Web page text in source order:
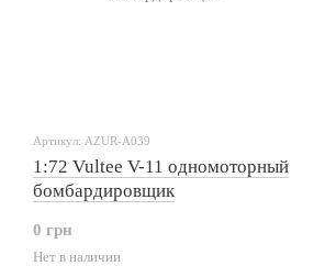
Артикул: AZUR-A039
1:72 Vultee V-11 одномоторный
бомбардировщик
0 грн
Нет в наличии